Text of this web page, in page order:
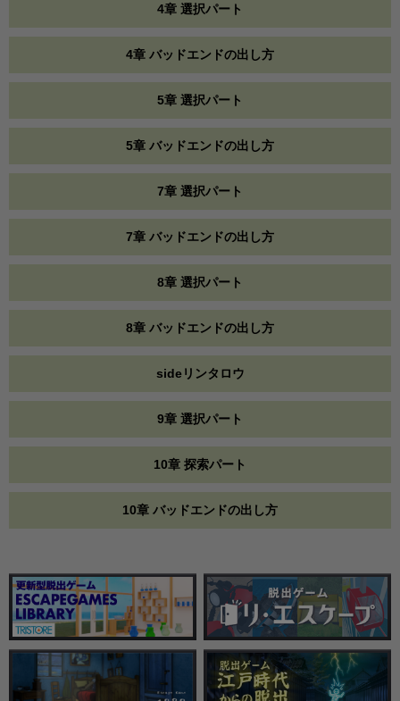
4章 選択パート
4章 バッドエンドの出し方
5章 選択パート
5章 バッドエンドの出し方
7章 選択パート
7章 バッドエンドの出し方
8章 選択パート
8章 バッドエンドの出し方
sideリンタロウ
9章 選択パート
10章 探索パート
10章 バッドエンドの出し方